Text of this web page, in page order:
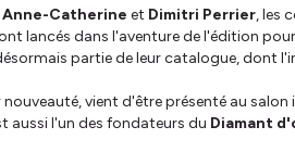
Anne-Catherine et Dimitri Perrier, les
lancés dans l'aventure de l'édition
partie de leur catalogue, dont
nouveauté, vient d'être présenté au
aussi l'un des fondateurs du Diamant